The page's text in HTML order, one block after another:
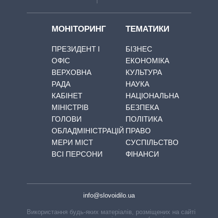
МОНІТОРИНГ
ПРЕЗИДЕНТ І
ОФІС
ВЕРХОВНА
РАДА
КАБІНЕТ
МІНІСТРІВ
ГОЛОВИ
ОБЛАДМІНІСТРАЦІЙ
МЕРИ МІСТ
ВСІ ПЕРСОНИ
ТЕМАТИКИ
БІЗНЕС
ЕКОНОМІКА
КУЛЬТУРА
НАУКА
НАЦІОНАЛЬНА
БЕЗПЕКА
ПОЛІТИКА
ПРАВО
СУСПІЛЬСТВО
ФІНАНСИ
info@slovoidilo.ua
Використання будь-яких матеріалів, розміщених на сайті,